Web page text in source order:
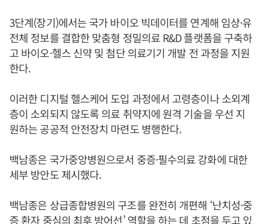
3단계(장기)에서는 국가 바이오 빅데이터를 연계해 임상·유
전체 정보를 결합한 맞춤형 정밀의료 R&D 플랫폼을 구축하
고 바이오·헬스 신약 및 첨단 의료기기 개발 전 과정을 지원
한다.
이러한 디지털 헬스케어 도입 과정에서 고령층이나 소외계
층이 소외되지 않도록 의료 취약지에 원격 기술을 우선 지
원하는 공공적 안전장치 마련도 병행한다.
백남종은 국가중앙병원으로서 중증·필수의료 강화에 대한
세부 방안도 제시했다.
백남종은 상급종합병원의 구조를 완전히 개편해 ‘난치성·중
증 환자 중심의 최후 방어선’ 역할을 하는 데 초점을 두고 있